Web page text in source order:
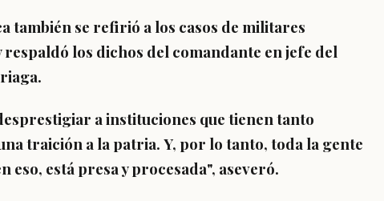
también se refirió a los casos de militares
los dichos del comandante en jefe del
a instituciones que tienen tanto
traición a la patria. Y, por lo tanto, toda la gente
eso, está presa y procesada", aseveró.